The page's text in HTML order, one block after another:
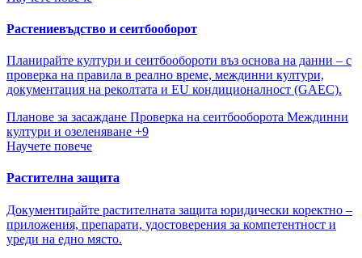
Растениевъдство и сеитбооборот
Планирайте култури и сеитбообороти въз основа на данни – с
проверка на правила в реално време, междинни култури,
документация на реколтата и EU кондиционалност (GAEC).
Планове за засаждане Проверка на сеитбооборота Междинни
култури и озеленяване +9
Научете повече
Растителна защита
Документирайте растителната защита юридически коректно –
приложения, препарати, удостоверения за компетентност и
уреди на едно място.